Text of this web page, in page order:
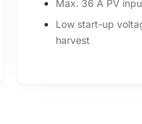
be upgraded
Up to 200%